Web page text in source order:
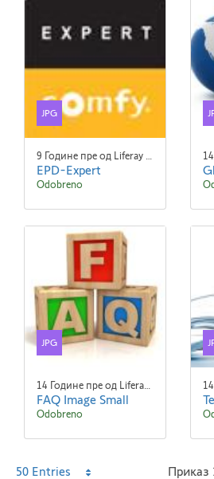
JPG
9 Године пре од Liferay Admin Liferay Admin
EPD-Expert
Odobreno
JPG
14 Године пре од Liferay Admin Liferay Admin
FAQ Image Small
Odobreno
50 Entries
Per
Приказ